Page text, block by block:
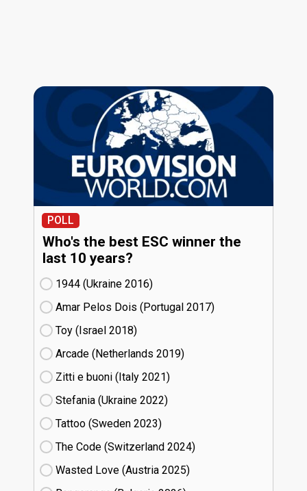
POLL
Who's the best ESC winner the
last 10 years?
1944 (Ukraine
16)
Amar Pelos Dois (Portugal
17)
Toy (Israel
18)
Arcade (Netherlands
19)
Zitti e buoni​ (Italy
21)
Stefania (Ukraine
22)
Tattoo (Sweden
23)
The Code (Switzerland
24)
Wasted Love (Austria
25)